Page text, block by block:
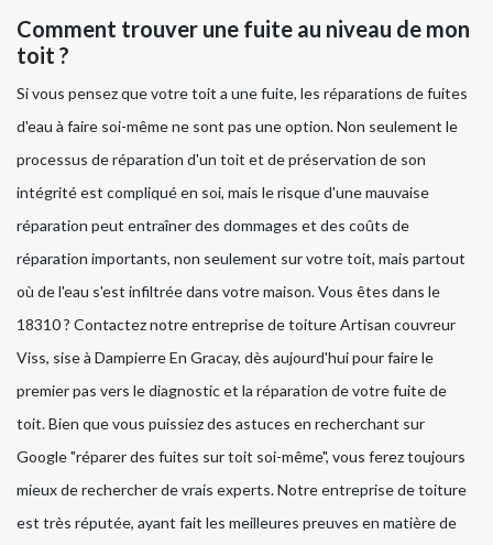
Comment trouver une fuite au niveau de mon
toit ?
Si vous pensez que votre toit a une fuite, les réparations de fuites
d'eau à faire soi-même ne sont pas une option. Non seulement le
processus de réparation d'un toit et de préservation de son
intégrité est compliqué en soi, mais le risque d'une mauvaise
réparation peut entraîner des dommages et des coûts de
réparation importants, non seulement sur votre toit, mais partout
où de l'eau s'est infiltrée dans votre maison. Vous êtes dans le
18310 ? Contactez notre entreprise de toiture Artisan couvreur
Viss, sise à Dampierre En Gracay, dès aujourd'hui pour faire le
premier pas vers le diagnostic et la réparation de votre fuite de
toit. Bien que vous puissiez des astuces en recherchant sur
Google "réparer des fuites sur toit soi-même", vous ferez toujours
mieux de rechercher de vrais experts. Notre entreprise de toiture
est très réputée, ayant fait les meilleures preuves en matière de